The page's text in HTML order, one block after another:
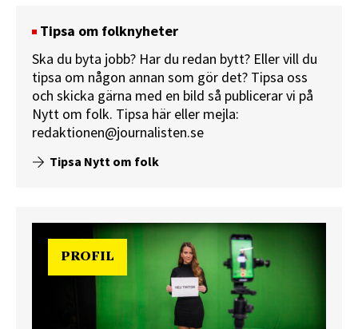
Tipsa om folknyheter
Ska du byta jobb? Har du redan bytt? Eller vill du
tipsa om någon annan som gör det? Tipsa oss
och skicka gärna med en bild så publicerar vi på
Nytt om folk. Tipsa här eller mejla:
redaktionen@journalisten.se
Tipsa Nytt om folk
PROFIL